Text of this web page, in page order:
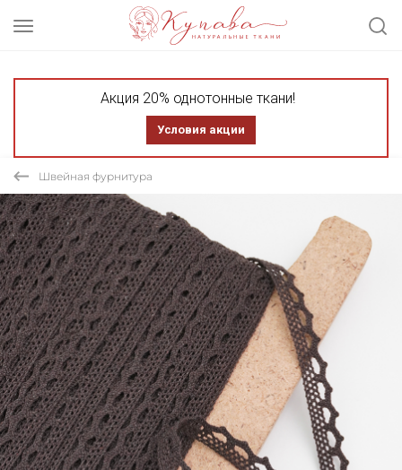
Акция 20% однотонные ткани!
Условия акции
Швейная фурнитура